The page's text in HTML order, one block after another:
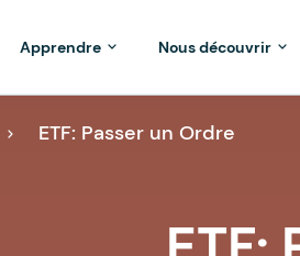
ETF: Passer un Ordre
Apprendre Nous découvrir